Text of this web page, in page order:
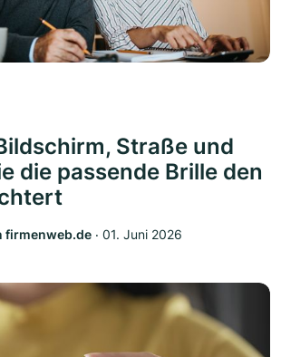
Straße und
die passende Brille den
firmenweb.de ‧ 01. Juni 2026